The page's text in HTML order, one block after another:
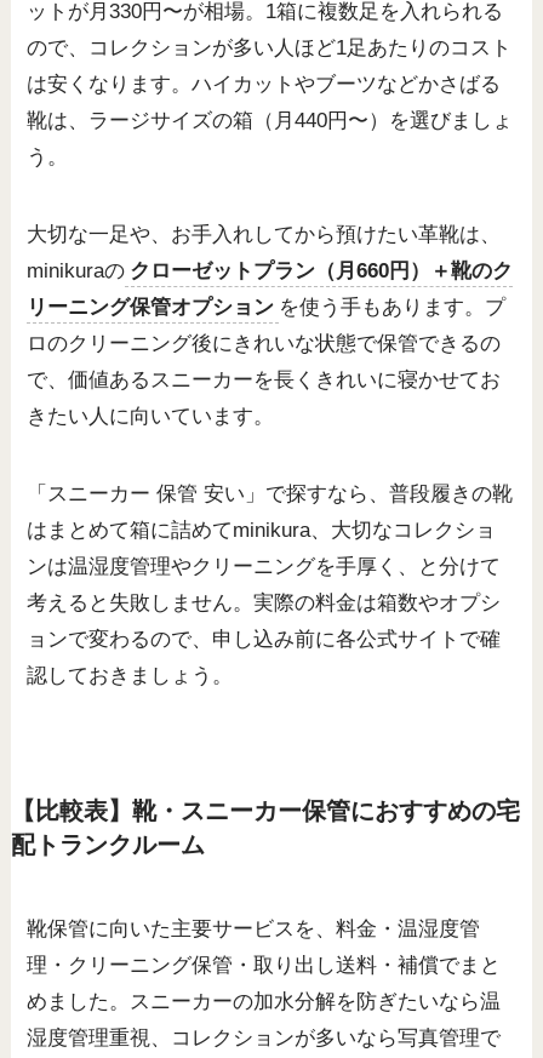
ットが月330円〜が相場。1箱に複数足を入れられる
ので、コレクションが多い人ほど1足あたりのコスト
は安くなります。ハイカットやブーツなどかさばる
靴は、ラージサイズの箱（月440円〜）を選びましょ
う。
大切な一足や、お手入れしてから預けたい革靴は、
minikuraの クローゼットプラン（月660円）＋靴のク
リーニング保管オプション を使う手もあります。プ
ロのクリーニング後にきれいな状態で保管できるの
で、価値あるスニーカーを長くきれいに寝かせてお
きたい人に向いています。
「スニーカー 保管 安い」で探すなら、普段履きの靴
はまとめて箱に詰めてminikura、大切なコレクショ
ンは温湿度管理やクリーニングを手厚く、と分けて
考えると失敗しません。実際の料金は箱数やオプシ
ョンで変わるので、申し込み前に各公式サイトで確
認しておきましょう。
【比較表】靴・スニーカー保管におすすめの宅
配トランクルーム
靴保管に向いた主要サービスを、料金・温湿度管
理・クリーニング保管・取り出し送料・補償でまと
めました。スニーカーの加水分解を防ぎたいなら温
湿度管理重視、コレクションが多いなら写真管理で